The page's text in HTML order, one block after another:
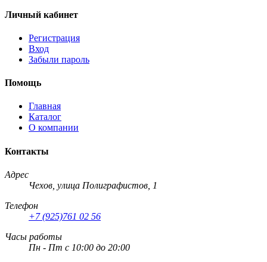
Личный кабинет
Регистрация
Вход
Забыли пароль
Помощь
Главная
Каталог
О компании
Контакты
Адрес
Чехов, улица Полиграфистов, 1
Телефон
+7 (925)761 02 56
Часы работы
Пн - Пт с 10:00 до 20:00